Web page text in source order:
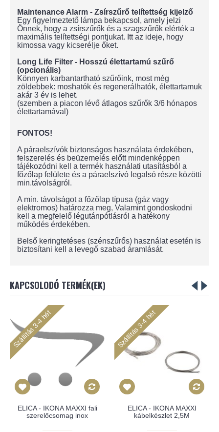
Maintenance Alarm - Zsírszűrő telítettség kijelző
Egy figyelmeztető lámpa bekapcsol, amely jelzi
Önnek, hogy a zsírszűrők és a szagszűrők elérték a
maximális telítettségi pontjukat. Itt az ideje, hogy
kimossa vagy kicserélje őket.
Long Life Filter - Hosszú élettartamú szűrő
(opcionális)
Könnyen karbantartható szűrőink, most még
zöldebbek: moshatók és regenerálhatók, élettartamuk
akár 3 év is lehet.
(szemben a piacon lévő átlagos szűrők 3/6 hónapos
élettartamával)
FONTOS!
A páraelszívók biztonságos használata érdekében,
felszerelés és beüzemelés előtt mindenképpen
tájékozódni kell a termék használati utasításból a
főzőlap felülete és a páraelszívó legalsó része közötti
min.távolságról.
A min. távolságot a főzőlap típusa (gáz vagy
elektromos) határozza meg, Valamint gondoskodni
kell a megfelelő légutánpótlásról a hatékony
működés érdekében.
Belső keringtetéses (szénszűrős) használat esetén is
biztosítani kell a levegő szabad áramlását.
KAPCSOLODÓ TERMÉK(EK)
Szállítás 3-4 hét
ELICA - IKONA MAXXI fali
szerelőcsomag inox
Szállítás 3-4 hét
ELICA - IKONA MAXXI
kábelkészlet 2,5M